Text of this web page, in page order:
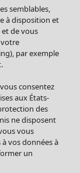
semblables,
à disposition et
et de vous
par exemple
consentez
aux États-
des
ne disposent
vous
vos données à
un